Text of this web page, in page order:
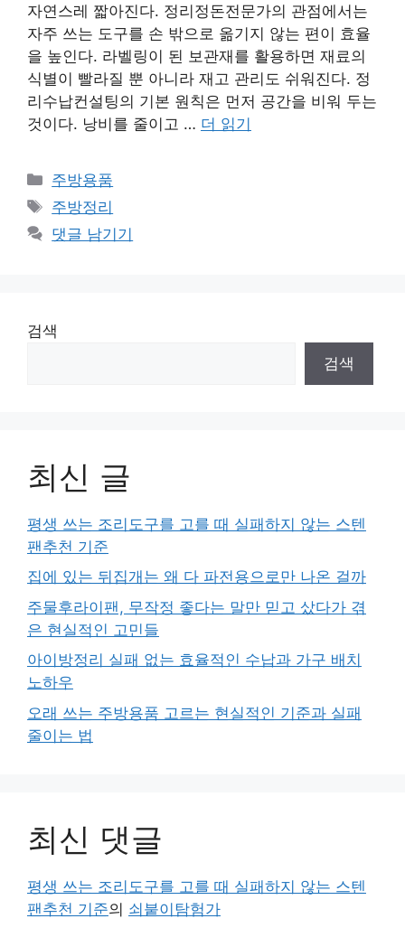
자연스레 짧아진다. 정리정돈전문가의 관점에서는
자주 쓰는 도구를 손 밖으로 옮기지 않는 편이 효율
을 높인다. 라벨링이 된 보관재를 활용하면 재료의
식별이 빨라질 뿐 아니라 재고 관리도 쉬워진다. 정
리수납컨설팅의 기본 원칙은 먼저 공간을 비워 두는
것이다. 낭비를 줄이고 … 더 읽기
카
테
고
리
주방용품
태
그
주방정리
댓글 남기기
검색
검색
최신 글
평생 쓰는 조리도구를 고를 때 실패하지 않는 스텐
팬추천 기준
집에 있는 뒤집개는 왜 다 파전용으로만 나온 걸까
주물후라이팬, 무작정 좋다는 말만 믿고 샀다가 겪
은 현실적인 고민들
아이방정리 실패 없는 효율적인 수납과 가구 배치
노하우
오래 쓰는 주방용품 고르는 현실적인 기준과 실패
줄이는 법
최신 댓글
평생 쓰는 조리도구를 고를 때 실패하지 않는 스텐
팬추천 기준의 쇠붙이탐험가